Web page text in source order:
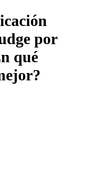
por
qué